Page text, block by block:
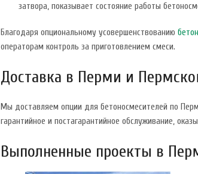
затвора, показывает состояние работы
Благодаря опциональному усовершенствованию
операторам контроль за приготовлением смеси.
Доставка в Перми и
Мы доставляем опции для бетоносмесителей по
гарантийное и постагарантийное обслуживание,
Выполненные проекты в